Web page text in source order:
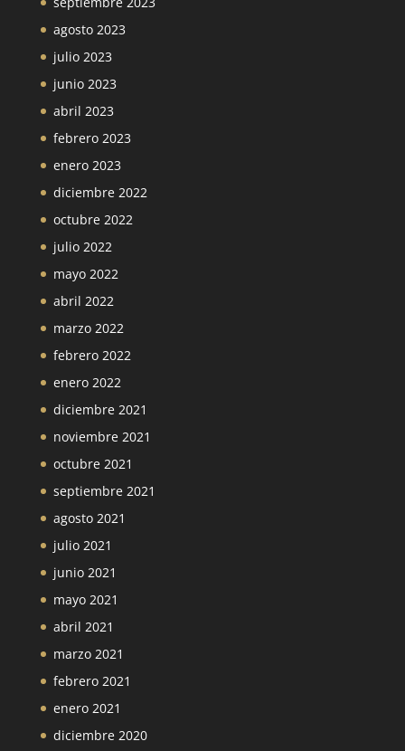
agosto 2023
julio 2023
junio 2023
abril 2023
febrero 2023
enero 2023
diciembre 2022
octubre 2022
julio 2022
mayo 2022
abril 2022
marzo 2022
febrero 2022
enero 2022
diciembre 2021
noviembre 2021
octubre 2021
septiembre 2021
agosto 2021
julio 2021
junio 2021
mayo 2021
abril 2021
marzo 2021
febrero 2021
enero 2021
diciembre 2020